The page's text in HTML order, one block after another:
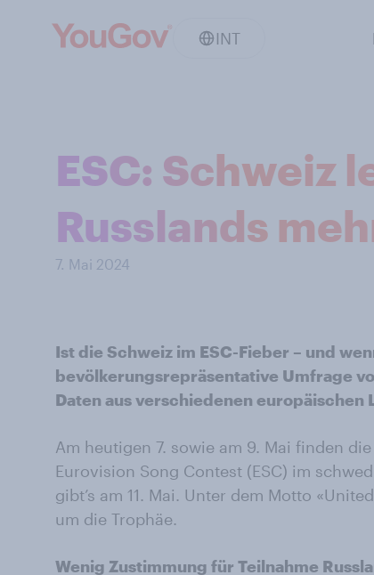
INT
ESC: Schweiz
Russlands
7. Mai 2024
Ist die Schweiz im ESC-Fieber – und
bevölkerungsrepräsentative Umfrage
Daten aus verschiedenen europäischen
Am heutigen 7. sowie am 9. Mai finden
Eurovision Song Contest (ESC) im
gibt’s am 11. Mai. Unter dem Motto
um die Trophäe.
Wenig Zustimmung für Teilnahme